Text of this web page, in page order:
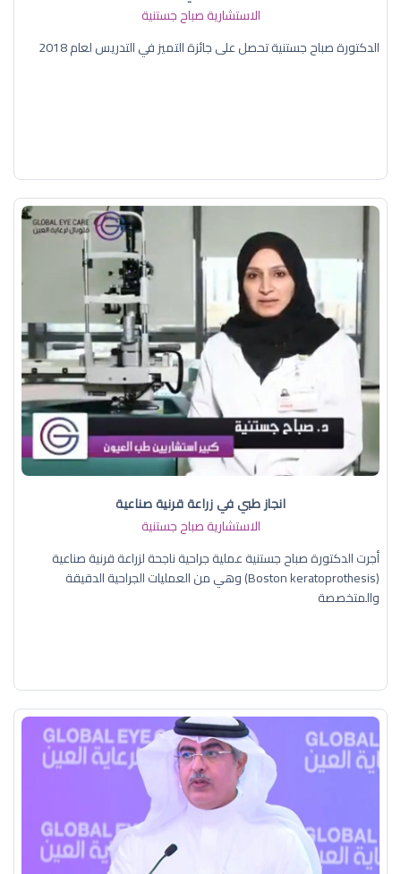
الاستشارية صباح جستنية
الدكتورة صباح جستنية تحصل على جائزة التميز في التدريس لعام 2018
انجاز طبي في زراعة قرنية صناعية
الاستشارية صباح جستنية
أجرت الدكتورة صباح جستنية عملية جراحية ناجحة لزراعة قرنية صناعية
(Boston keratoprothesis) وهي من العمليات الجراحية الدقيقة
والمتخصصة